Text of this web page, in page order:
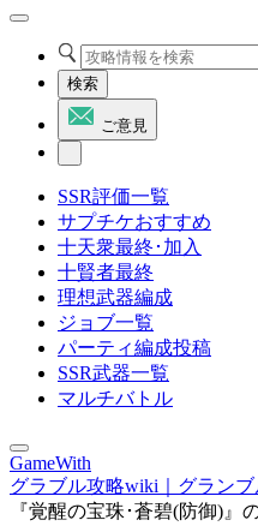
検索
ご意見
SSR評価一覧
サプチケおすすめ
十天衆最終･加入
十賢者最終
理想武器編成
ジョブ一覧
パーティ編成投稿
SSR武器一覧
マルチバトル
GameWith
グラブル攻略wiki｜グラン
『覚醒の宝珠･蒼碧(防御)』